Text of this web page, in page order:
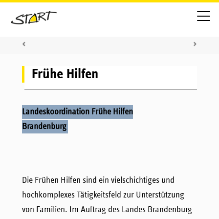
Frühe Hilfen
Landeskoordination Frühe Hilfen
Brandenburg
Die Frühen Hilfen sind ein vielschichtiges und
hochkomplexes Tätigkeitsfeld zur Unterstützung
von Familien. Im Auftrag des Landes Brandenburg